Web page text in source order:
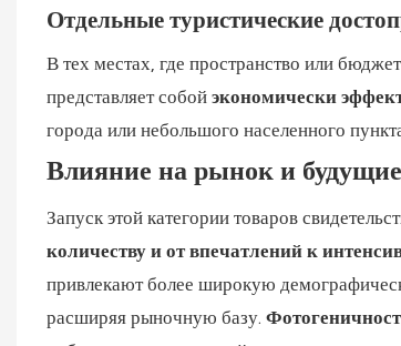
Отдельные туристические
В тех местах, где пространство или
представляет собой экономически
города или небольшого населенного
Влияние на рынок и
Запуск этой категории товаров
количеству и от впечатлений к
привлекают более широкую
расширяя рыночную базу.